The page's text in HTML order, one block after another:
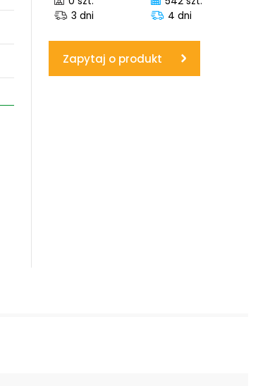
Engineering for motion
3 dni
4 dni
Zapytaj o produkt